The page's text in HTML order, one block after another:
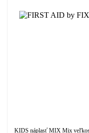
KIDS náplasť MIX Mix